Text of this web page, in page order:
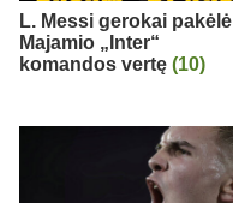
L. Messi gerokai pakėlė
Majamio „Inter“
komandos vertę (10)